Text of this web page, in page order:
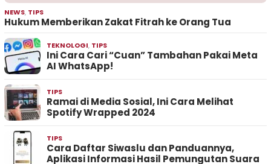
NEWS, TIPS
Hukum Memberikan Zakat Fitrah ke Orang Tua
TEKNOLOGI, TIPS
Ini Cara Cari “Cuan” Tambahan Pakai Meta
AI WhatsApp!
TIPS
Ramai di Media Sosial, Ini Cara Melihat
Spotify Wrapped 2024
TIPS
Cara Daftar Siwaslu dan Panduannya,
Aplikasi Informasi Hasil Pemungutan Suara